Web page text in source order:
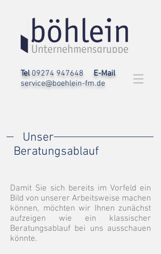
Tel 09274 947648
E-Mail
service@boehlein-fm.de
Unser
Beratungsablauf
Damit Sie sich bereits im Vorfeld ein
Bild von unserer Arbeitsweise machen
können, möchten wir Ihnen zunächst
aufzeigen wie ein klassischer
Beratungsablauf bei uns ausschauen
könnte.